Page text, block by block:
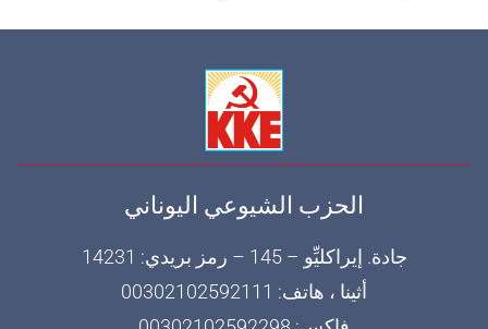
الحزب الشيوعي اليوناني
جادة. إيراكليِّو – 145 – رمز بريدي: 14231
أثينا ، هاتف: 00302102592111